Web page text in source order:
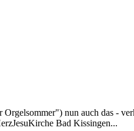
nun auch das -
Bad Kissingen...